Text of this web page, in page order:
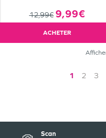
12,99€ 9,99€
ACHETER
1 2 3
Scan